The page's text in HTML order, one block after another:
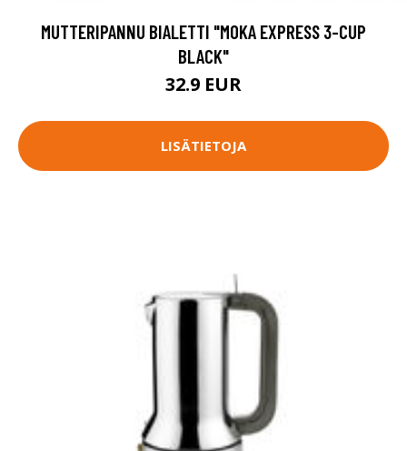
MUTTERIPANNU BIALETTI "MOKA EXPRESS 3-CUP
BLACK"
32.9 EUR
LISÄTIETOJA